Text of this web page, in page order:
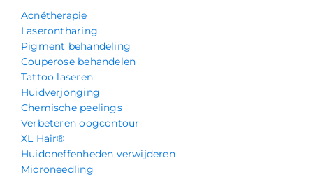
Acnétherapie
Laserontharing
Pigment behandeling
Couperose behandelen
Tattoo laseren
Huidverjonging
Chemische peelings
Verbeteren oogcontour
XL Hair®
Huidoneffenheden verwijderen
Microneedling